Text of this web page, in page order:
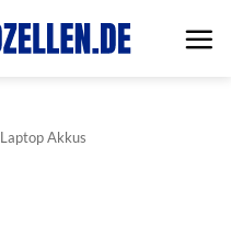
Laptop Akkus